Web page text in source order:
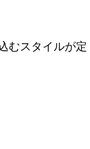
むスタイルが定